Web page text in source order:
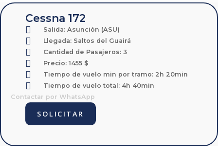
Cessna 172
Salida: Asunción (ASU)
Llegada: Saltos del Guairá
Cantidad de Pasajeros: 3
Precio: 1455 $
Tiempo de vuelo min por tramo: 2h 20min
Tiempo de vuelo total: 4h 40min
Contactar por WhatsApp
SOLICITAR